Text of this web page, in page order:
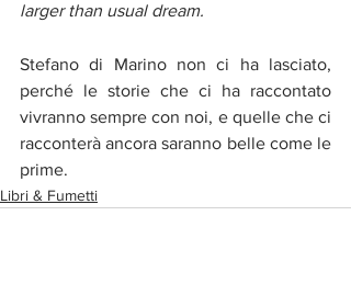
larger than usual dream.
Stefano di Marino non ci ha lasciato,
perché le storie che ci ha raccontato
vivranno sempre con noi, e quelle che ci
racconterà ancora saranno belle come le
prime.
Libri & Fumetti